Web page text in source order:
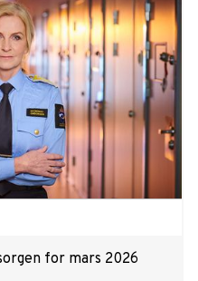
for mars 2026